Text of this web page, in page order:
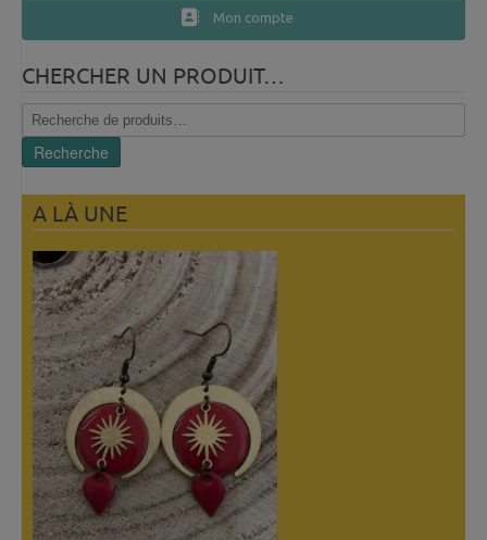
Mon compte
CHERCHER UN PRODUIT…
Recherche
pour :
Recherche
A LÀ UNE